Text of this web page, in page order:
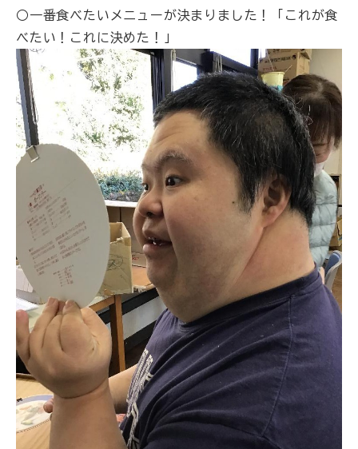
○一番食べたいメニューが決まりました！「これが食
べたい！これに決めた！」